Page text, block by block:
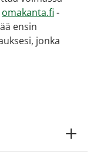
omakanta.fi -
ensin
jonka